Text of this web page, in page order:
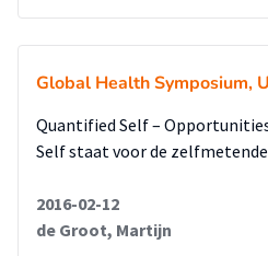
Global Health Symposium,
Quantified Self –
Self staat voor de
2016-02-12
de Groot, Martijn